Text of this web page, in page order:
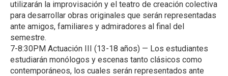
utilizarán la improvisación y el teatro de creación colectiva
para desarrollar obras originales que serán representadas
ante amigos, familiares y admiradores al final del
semestre.
7-8:30PM Actuación III (13-18 años) — Los estudiantes
estudiarán monólogos y escenas tanto clásicos como
contemporáneos, los cuales serán representados ante